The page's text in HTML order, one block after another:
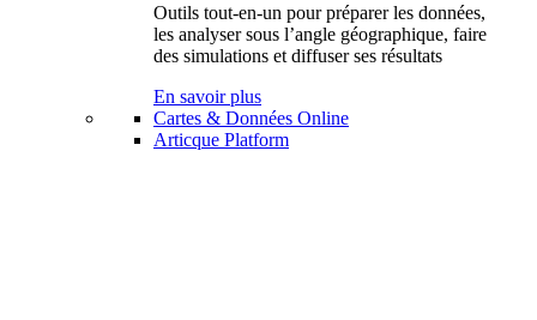
Outils tout-en-un pour préparer les données,
les analyser sous l’angle géographique, faire
des simulations et diffuser ses résultats
En savoir plus
Cartes & Données Online
Articque Platform